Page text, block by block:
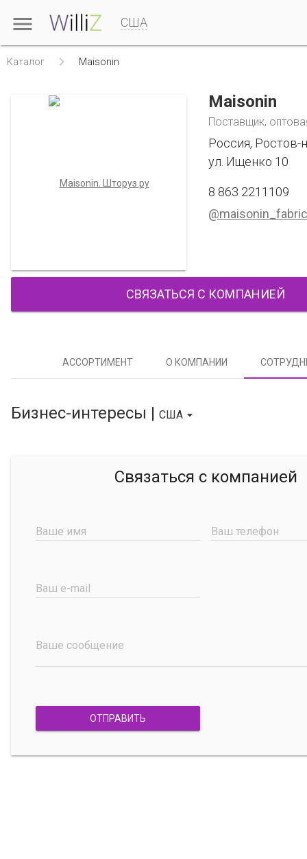
 США
Каталог  Maisonin
Maisonin
Поставщик,
Россия, Ростов-
ул. Ищенко 10
8 863 2211109
СВЯЗАТЬСЯ С КОМПАНИЕЙ
АССОРТИМЕНТ О КОМПАНИИ
Бизнес-интересы | США 
Связаться с компанией
Ваше имя Ваш телефон
Ваш e-mail
Ваше сообщение
ОТПРАВИТЬ